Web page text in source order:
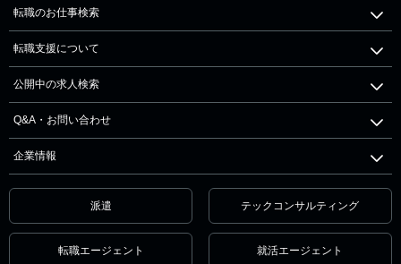
転職のお仕事検索
転職支援について
公開中の求人検索
Q&A・お問い合わせ
企業情報
派遣 テックコンサルティング
転職エージェント 就活エージェント